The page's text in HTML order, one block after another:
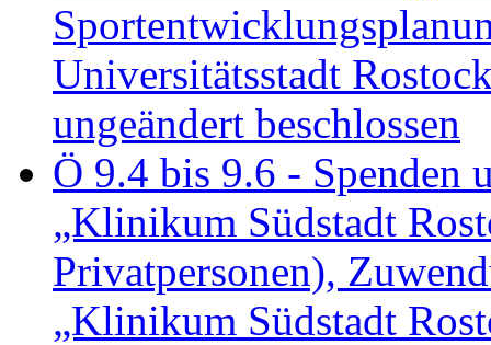
Universitätsstadt
ungeändert beschlossen
Ö 9.4 bis 9.6 -
„Klinikum Südstadt
Privatpersonen),
„Klinikum Südstadt